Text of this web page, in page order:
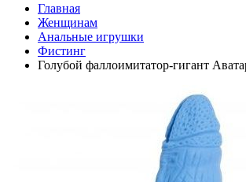
Главная
Женщинам
Анальные игрушки
Фистинг
Голубой фаллоимитатор-гигант